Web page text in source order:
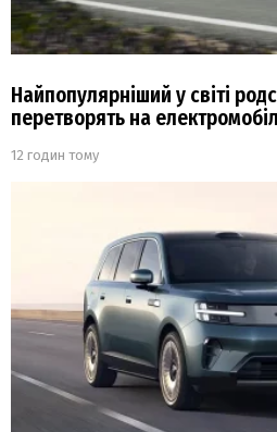
Найпопулярніший у світі
перетворять на
12 годин тому